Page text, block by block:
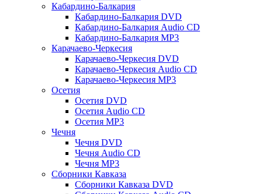
Кабардино-Балкария
Кабардино-Балкария DVD
Кабардино-Балкария Audio CD
Кабардино-Балкария MP3
Карачаево-Черкесия
Карачаево-Черкесия DVD
Карачаево-Черкесия Audio CD
Карачаево-Черкесия MP3
Осетия
Осетия DVD
Осетия Audio CD
Осетия MP3
Чечня
Чечня DVD
Чечня Audio CD
Чечня MP3
Сборники Кавказа
Сборники Кавказа DVD